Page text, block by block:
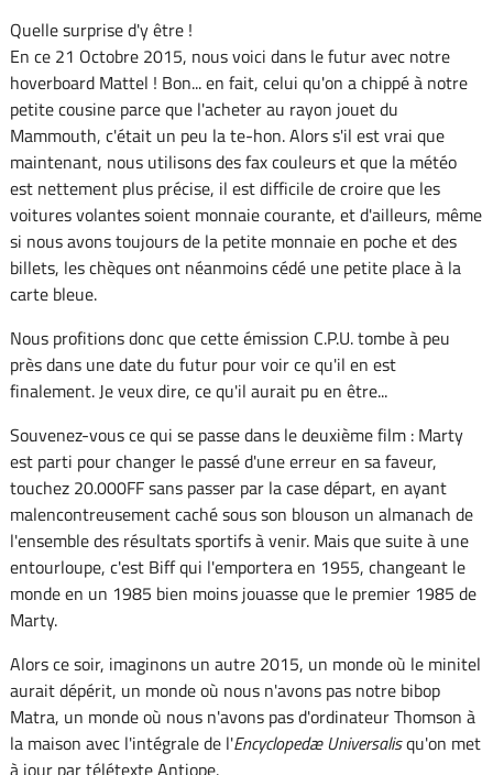
Quelle surprise d'y être !
En ce 21 Octobre 2015, nous voici dans le futur avec notre
hoverboard Mattel ! Bon... en fait, celui qu'on a chippé à notre
petite cousine parce que l'acheter au rayon jouet du
Mammouth, c'était un peu la te-hon. Alors s'il est vrai que
maintenant, nous utilisons des fax couleurs et que la météo
est nettement plus précise, il est difficile de croire que les
voitures volantes soient monnaie courante, et d'ailleurs, même
si nous avons toujours de la petite monnaie en poche et des
billets, les chèques ont néanmoins cédé une petite place à la
carte bleue.
Nous profitions donc que cette émission C.P.U. tombe à peu
près dans une date du futur pour voir ce qu'il en est
finalement. Je veux dire, ce qu'il aurait pu en être...
Souvenez-vous ce qui se passe dans le deuxième film : Marty
est parti pour changer le passé d'une erreur en sa faveur,
touchez 20.000FF sans passer par la case départ, en ayant
malencontreusement caché sous son blouson un almanach de
l'ensemble des résultats sportifs à venir. Mais que suite à une
entourloupe, c'est Biff qui l'emportera en 1955, changeant le
monde en un 1985 bien moins jouasse que le premier 1985 de
Marty.
Alors ce soir, imaginons un autre 2015, un monde où le minitel
aurait dépérit, un monde où nous n'avons pas notre bibop
Matra, un monde où nous n'avons pas d'ordinateur Thomson à
la maison avec l'intégrale de l'Encyclopedæ Universalisqu'on met
à jour par télétexte Antiope.